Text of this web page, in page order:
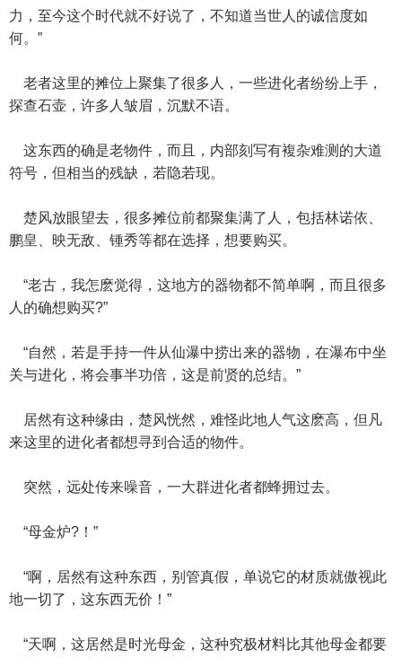
力，至今这个时代就不好说了，不知道当世人的诚信度如
何。”
老者这里的摊位上聚集了很多人，一些进化者纷纷上手，
探查石壶，许多人皱眉，沉默不语。
这东西的确是老物件，而且，内部刻写有複杂难测的大道
符号，但相当的残缺，若隐若现。
楚风放眼望去，很多摊位前都聚集满了人，包括林诺依、
鹏皇、映无敌、锺秀等都在选择，想要购买。
“老古，我怎麽觉得，这地方的器物都不简单啊，而且很多
人的确想购买?”
“自然，若是手持一件从仙瀑中捞出来的器物，在瀑布中坐
关与进化，将会事半功倍，这是前贤的总结。”
居然有这种缘由，楚风恍然，难怪此地人气这麽高，但凡
来这里的进化者都想寻到合适的物件。
突然，远处传来噪音，一大群进化者都蜂拥过去。
“母金炉?！”
“啊，居然有这种东西，别管真假，单说它的材质就傲视此
地一切了，这东西无价！”
“天啊，这居然是时光母金，这种究极材料比其他母金都要